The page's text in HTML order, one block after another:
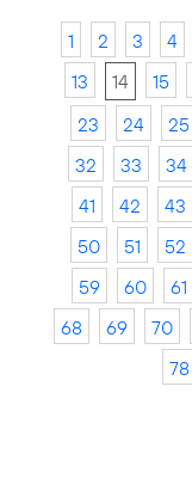
1 2 3 4
13
14 15
23
24 25
32
33 34
41
42 43
50
51 52
59
60 61
68
69 70
78